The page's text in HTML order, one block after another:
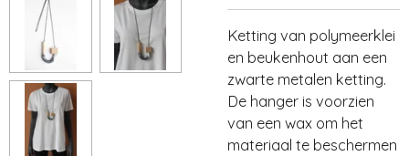
Ketting van polymeerklei
en beukenhout aan een
zwarte metalen ketting.
De hanger is voorzien
van een wax om het
materiaal te beschermen